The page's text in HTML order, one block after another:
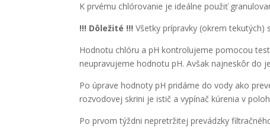
K prvému chlórovanie je ideálne použiť
!!! Dôležité !!! Všetky prípravky (okrem tekutých)
Hodnotu chlóru a pH kontrolujeme pomocou
neupravujeme hodnotu pH. Avšak najneskôr do
Po úprave hodnoty pH pridáme do vody ako
rozvodovej skrini je istič a vypínač kúrenia v
Po prvom týždni nepretržitej prevádzky